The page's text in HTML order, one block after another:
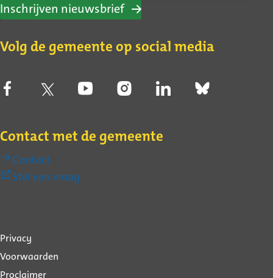
Inschrijven nieuwsbrief
Volg de gemeente op social media
Contact met de gemeente
Contact
Stel een vraag
Over
deze
Privacy
Voorwaarden
Proclaimer